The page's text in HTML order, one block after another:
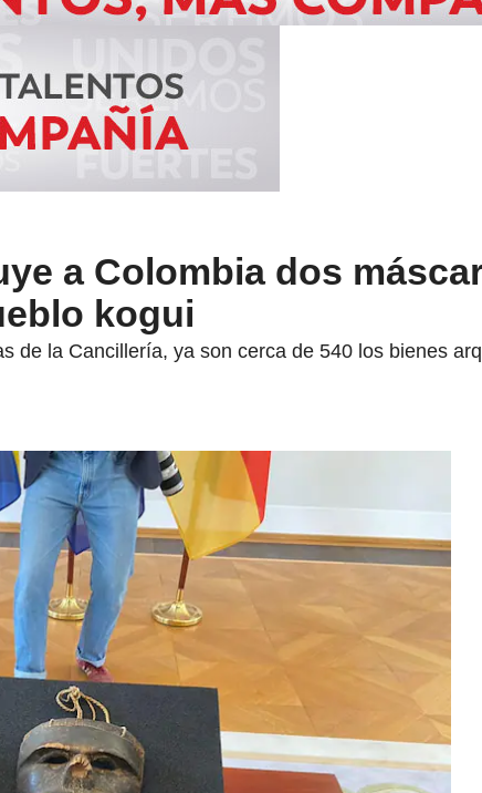
a Colombia dos
kogui
de la Cancillería, ya son cerca de 540 los bienes